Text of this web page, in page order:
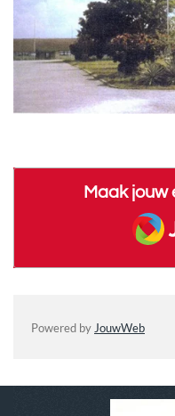
Maak jouw
Powered by JouwWeb